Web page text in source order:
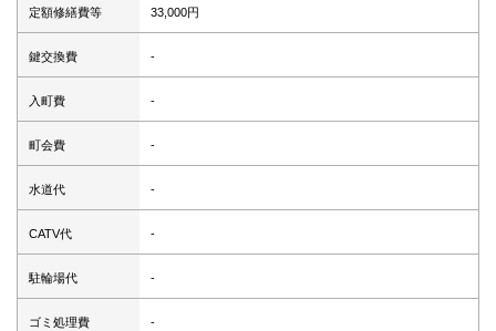
定額修繕費等 33,000円
鍵交換費 -
入町費 -
町会費 -
水道代 -
CATV代 -
駐輪場代 -
ゴミ処理費 -